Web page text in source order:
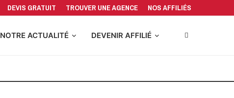
DEVIS GRATUIT TROUVER UNE AGENCE NOS AFFILIÉS
NOTRE ACTUALITÉ DEVENIR AFFILIÉ